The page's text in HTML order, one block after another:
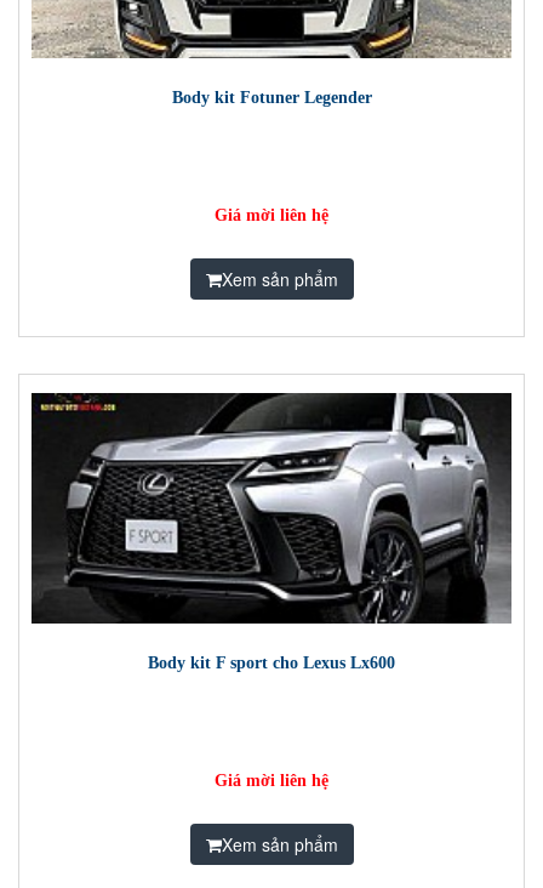
Body kit Fotuner Legender
Giá mời liên hệ
Xem sản phẩm
Body kit F sport cho Lexus Lx600
Giá mời liên hệ
Xem sản phẩm